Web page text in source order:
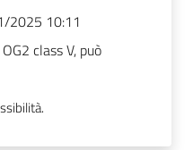
2025 10:11
class V, può